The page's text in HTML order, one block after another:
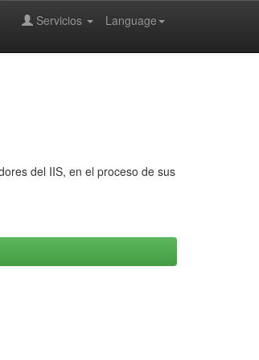
Language
Servicios
del IIS, en el proceso de sus